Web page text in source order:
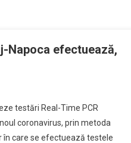
Napoca efectuează,
testări Real-Time PCR
coronavirus, prin metoda
în care se efectuează testele